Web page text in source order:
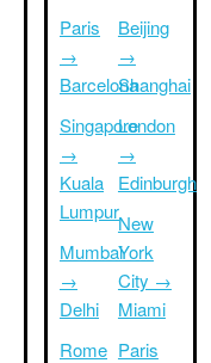
Paris
→
Barcelona
Singapore
→
Kuala
Lumpur
Mumbai
→
Delhi
Rome
Beijing
→
Shanghai
London
→
Edinburgh
New
York
City →
Miami
Paris